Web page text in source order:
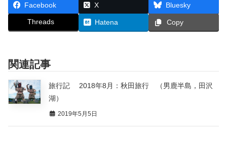
Facebook X Bluesky
Threads Hatena Copy
関連記事
旅行記 2018年8月：秋田旅行 （男鹿半島，田沢
湖）
2019年5月5日